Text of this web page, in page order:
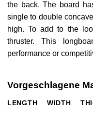
the back. The board
single to double
high. To add to the
thruster. This
performance or
Vorgeschlagene
LENGTH WIDTH